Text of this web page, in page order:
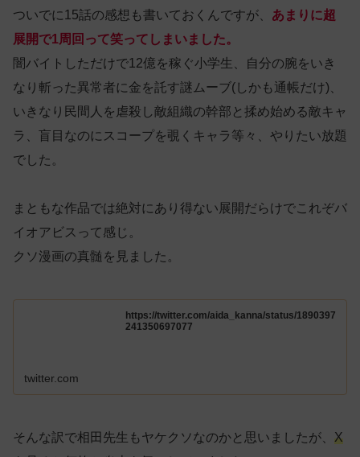
ついでに15話の感想も書いておくんですが、 あまりに超
展開で1周回って笑ってしまいました。
闇バイトしただけで12億を稼ぐ小学生、自分の腕をいき
なり斬った異常者に金を託す謎ムーブ(しかも通帳だけ)、
いきなり民間人を虐殺し敵組織の幹部と揉め始める敵キャ
ラ、盲目なのにスコープを覗くキャラ等々、やりたい放題
でした。
まともな作品では絶対にあり得ない展開だらけでこれぞバ
イオアビスって感じ。
クソ漫画の真髄を見ました。
https://twitter.com/aida_kanna/status/1890397
241350697077
twitter.com
そんな訳で相田先生もヤケクソなのかと思いましたが、 X